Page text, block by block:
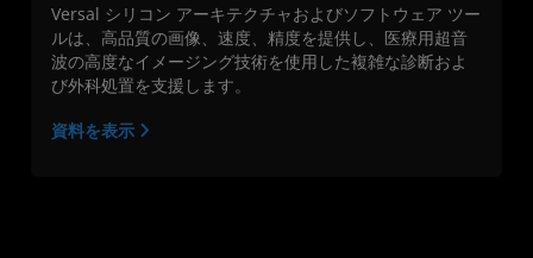
Versal シリコン アーキテクチャおよびソフトウェア ツー
ルは、高品質の画像、速度、精度を提供し、医療用超音
波の高度なイメージング技術を使用した複雑な診断およ
び外科処置を支援します。
資料を表示